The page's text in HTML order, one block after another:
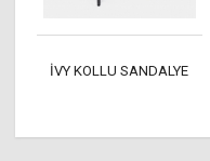
İVY KOLLU SANDALYE